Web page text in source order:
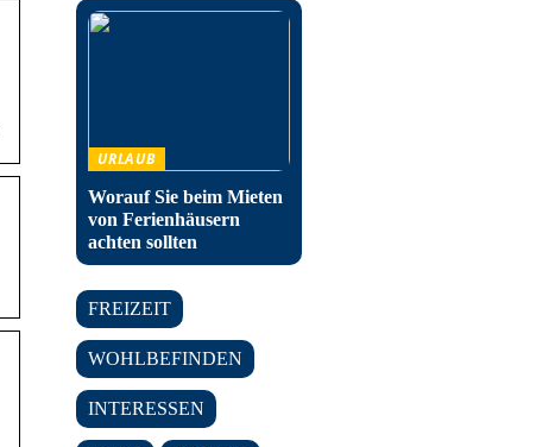
URLAUB
Worauf Sie beim Mieten
von Ferienhäusern
achten sollten
FREIZEIT
WOHLBEFINDEN
INTERESSEN